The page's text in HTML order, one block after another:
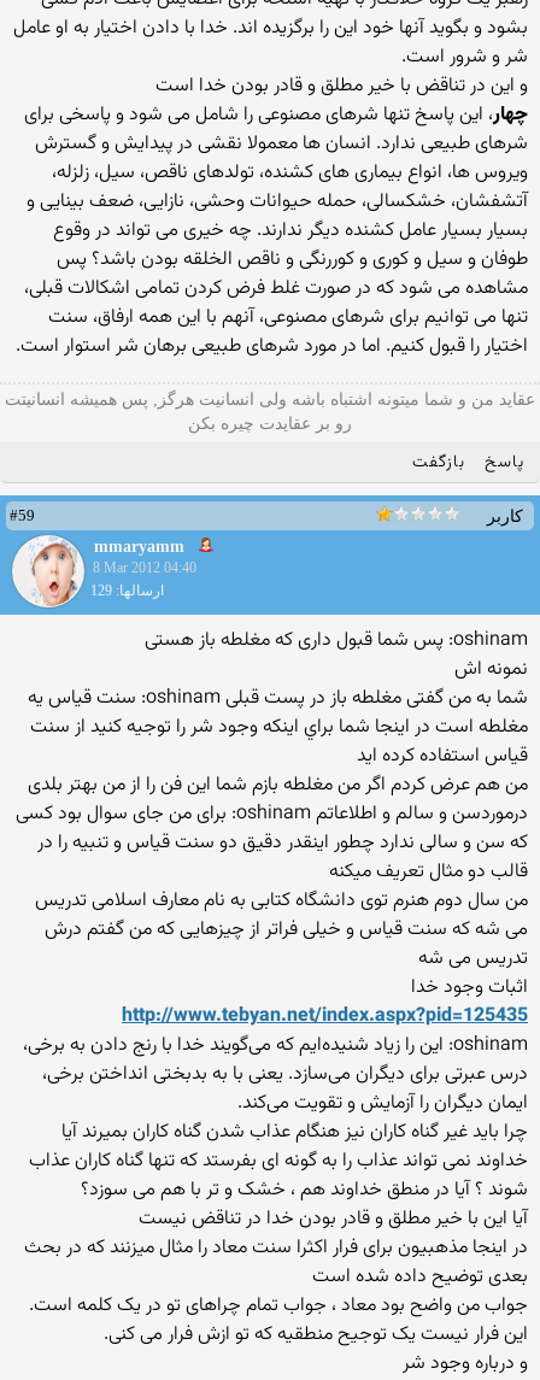
بشود و بگوید آنها خود این را برگزیده اند. خدا با دادن اختیار به او عامل
شر و شرور است.
و این در تناقض با خیر مطلق و قادر بودن خدا است
چهار، این پاسخ تنها شرهای مصنوعی را شامل می شود و پاسخی برای
شرهای طبیعی ندارد. انسان ها معمولا نقشی در پیدایش و گسترش
ویروس ها، انواع بیماری های کشنده، تولدهای ناقص، سیل، زلزله،
آتشفشان، خشکسالی، حمله حیوانات وحشی، نازایی، ضعف بینایی و
بسیار بسیار عامل کشنده دیگر ندارند. چه خیری می تواند در وقوع
طوفان و سیل و کوری و کوررنگی و ناقص الخلقه بودن باشد؟ پس
مشاهده می شود که در صورت غلط فرض کردن تمامی اشکالات قبلی،
تنها می توانیم برای شرهای مصنوعی، آنهم با این همه ارفاق، سنت
اختیار را قبول کنیم. اما در مورد شرهای طبیعی برهان شر استوار است.
عقاید من و شما میتونه اشتباه باشه ولی انسانیت هرگز, پس همیشه انسانیتت
رو بر عقایدت چیره بکن
پاسخ بازگفت
کاربر
#59
mmaryamm
8 Mar 2012 04:40
ارسالها: 129
oshinam: پس شما قبول داری که مغلطه باز هستی
نمونه اش
شما به من گفتی مغلطه باز در پست قبلی oshinam: سنت قياس يه
مغلطه است در اینجا شما براي اينکه وجود شر را توجيه کنيد از سنت
قياس استفاده کرده ايد
من هم عرض کردم اگر من مغلطه بازم شما این فن را از من بهتر بلدی
درموردسن و سالم و اطلاعاتم oshinam: برای من جای سوال بود کسی
که سن و سالی ندارد چطور اینقدر دقیق دو سنت قیاس و تنبیه را در
قالب دو مثال تعریف میکنه
من سال دوم هنرم توی دانشگاه کتابی به نام معارف اسلامی تدریس
می شه که سنت قیاس و خیلی فراتر از چیزهایی که من گفتم درش
تدریس می شه
اثبات وجود خدا
http://www.tebyan.net/index.aspx?pid=125435
oshinam: این را زیاد شنیده‌ایم که می‌گویند خدا با رنج دادن به برخی،
درس عبرتی برای دیگران می‌سازد. یعنی با به بدبختی انداختن برخی،
ایمان دیگران را آزمایش و تقویت می‌کند.
چرا باید غیر گناه کاران نیز هنگام عذاب شدن گناه کاران بمیرند آیا
خداوند نمی تواند عذاب را به گونه ای بفرستد که تنها گناه کاران عذاب
شوند ؟ آیا در منطق خداوند هم ، خشک و تر با هم می سوزد؟
آیا این با خیر مطلق و قادر بودن خدا در تناقض نیست
در اینجا مذهبیون برای فرار اکثرا سنت معاد را مثال میزنند که در بحث
بعدی توضیح داده شده است
جواب من واضح بود معاد ، جواب تمام چراهای تو در یک کلمه است.
این فرار نیست یک توجیح منطقیه که تو ازش فرار می کنی.
و درباره وجود شر